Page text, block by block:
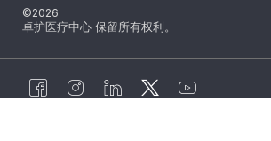
©2026
卓护医疗中心 保留所有权利。